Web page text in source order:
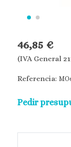
46,85 €
(IVA General
Referencia:
Pedir